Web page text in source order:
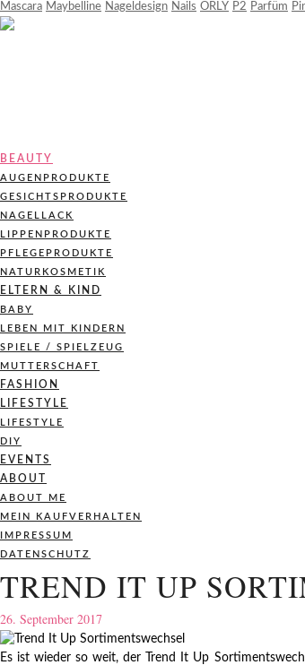
Mascara Maybelline Nageldesign Nails ORLY P2 Parfüm
BEAUTY
AUGENPRODUKTE
GESICHTSPRODUKTE
NAGELLACK
LIPPENPRODUKTE
PFLEGEPRODUKTE
NATURKOSMETIK
ELTERN & KIND
BABY
LEBEN MIT KINDERN
SPIELE / SPIELZEUG
MUTTERSCHAFT
FASHION
LIFESTYLE
LIFESTYLE
DIY
EVENTS
ABOUT
ABOUT ME
MEIN KAUFVERHALTEN
IMPRESSUM
DATENSCHUTZ
TREND IT UP
26. September 2017
Es ist wieder so weit, der Trend It Up